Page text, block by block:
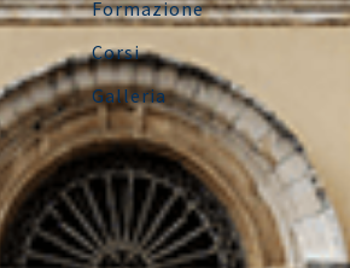
Formazione
Corsi
Galleria